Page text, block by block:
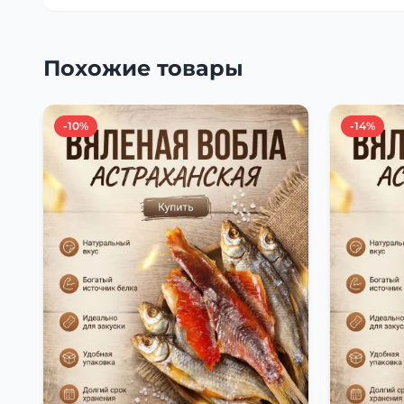
Похожие товары
-10% -14%